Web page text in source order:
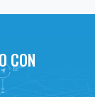
CON